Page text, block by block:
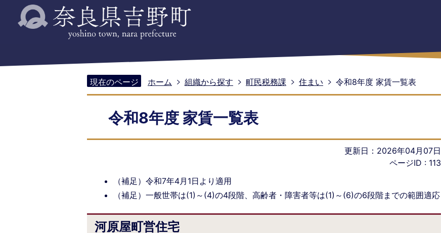
現在のページ ホーム 組織から探す 町民税務課 住まい 令和8年度 家賃一覧表
令和8年度 家賃一覧表
更新日：2026年04月07日
ページID : 113
（補足）令和7年4月1日より適用
（補足）一般世帯は(1)～(4)の4段階、高齢者・障害者等は(1)～(6)の6段階までの範囲適応
河原屋町営住宅